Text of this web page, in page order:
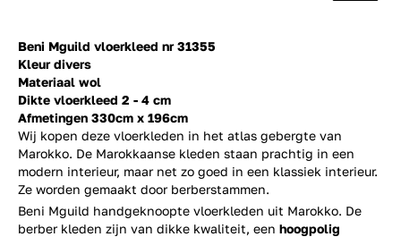
Beni Mguild vloerkleed nr 31355
Kleur divers
Materiaal wol
Dikte vloerkleed 2 - 4 cm
Afmetingen 330cm x 196cm
Wij kopen deze vloerkleden in het atlas gebergte van
Marokko. De Marokkaanse kleden staan prachtig in een
modern interieur, maar net zo goed in een klassiek interieur.
Ze worden gemaakt door berberstammen.
Beni Mguild handgeknoopte vloerkleden uit Marokko. De
berber kleden zijn van dikke kwaliteit, een hoogpolig